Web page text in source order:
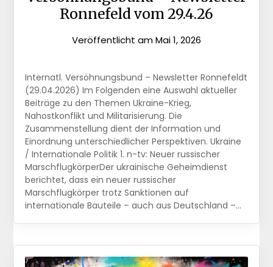
Ronnefeld vom 29.4.26
Veröffentlicht amMai 1, 2026
Internatl. Versöhnungsbund – Newsletter Ronnefeldt
(29.04.2026) Im Folgenden eine Auswahl aktueller
Beiträge zu den Themen Ukraine-Krieg,
Nahostkonflikt und Militarisierung. Die
Zusammenstellung dient der Information und
Einordnung unterschiedlicher Perspektiven. Ukraine
/ Internationale Politik 1. n-tv: Neuer russischer
MarschflugkörperDer ukrainische Geheimdienst
berichtet, dass ein neuer russischer
Marschflugkörper trotz Sanktionen auf
internationale Bauteile – auch aus Deutschland –…